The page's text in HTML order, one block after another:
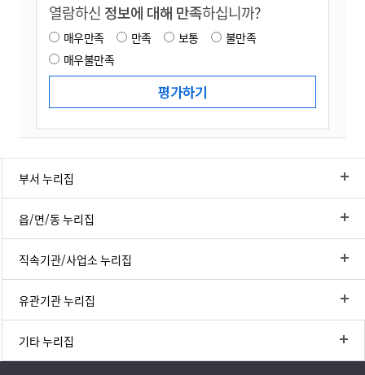
열람하신 정보에 대해 만족하십니까?
매우만족 만족 보통
불만족
매우불만족
부서 누리집
읍/면/동 누리집
직속기관/사업소 누리집
유관기관 누리집
기타 누리집